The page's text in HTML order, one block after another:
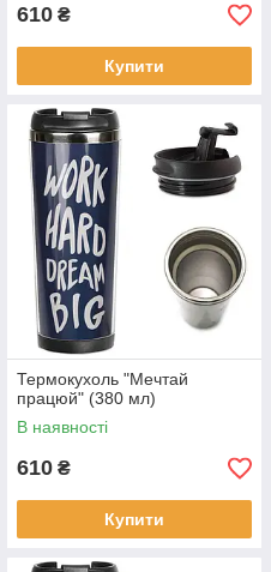
610 ₴
Купити
Термокухоль "Мечтай
працюй" (380 мл)
В наявності
610 ₴
Купити